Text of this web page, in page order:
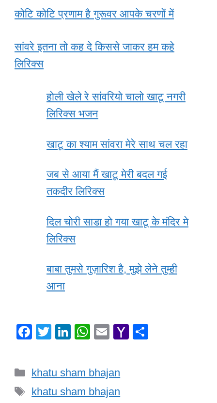
कोटि कोटि प्रणाम है गुरूवर आपके चरणों में
सांवरे इतना तो कह दे किससे जाकर हम कहे
लिरिक्स
होली खेले रे सांवरियो चालो खाटू नगरी
लिरिक्स भजन
खाटू का श्याम सांवरा मेरे साथ चल रहा
जब से आया मैं खाटू मेरी बदल गई
तकदीर लिरिक्स
दिल चोरी साडा हो गया खाटू के मंदिर मे
लिरिक्स
बाबा तुमसे गुज़ारिश है, मुझे लेने तुम्ही
आना
F
e
b
T
er
Li
e
dI
W
s
A
E
Y
Categories
khatu sham bhajan
Tags
khatu sham bhajan